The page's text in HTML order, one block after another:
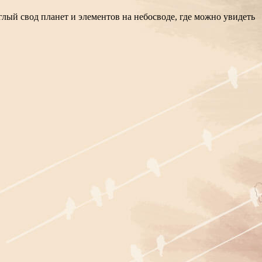
свод планет и элементов на небосводе, где можно увидеть